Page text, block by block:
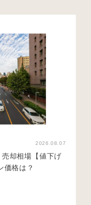
2026.08.07
却相場【値下げ
価格は？